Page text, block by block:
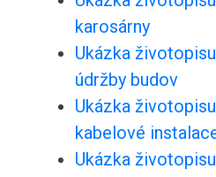
karosárny
Ukázka
údržby budov
Ukázka
kabelové
Ukázka